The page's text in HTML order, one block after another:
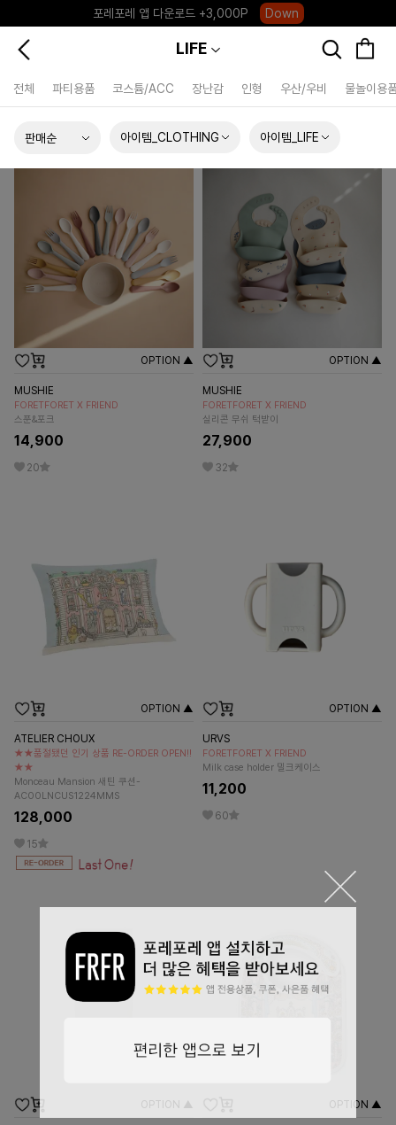
포레포레 앱 다운로드 +3,000P
Down
하우스오브캐러셀, 국내단독 프리오더(~8/10)
Click
LIFE
전체 파티용품 코스튬/ACC 장난감 인형 우산/우비 물놀이용
아이템_CLOTHING 아이템_LIFE
OPTION ▲
MUSHIE
FORETFORET X FRIEND
스푼&포크
14,900
20
OPTION ▲
MUSHIE
FORETFORET X FRIEND
실리콘 무쉬 턱받이
27,900
32
OPTION ▲
ATELIER CHOUX
★★품절됐던 인기 상품 RE-ORDER OPEN!!
★★
Monceau Mansion 새틴 쿠션-
AC00LNCUS1224MMS
128,000
15
OPTION ▲
URVS
FORETFORET X FRIEND
Milk case holder 밀크케이스
11,200
60
OPTION ▲ OPTION ▲